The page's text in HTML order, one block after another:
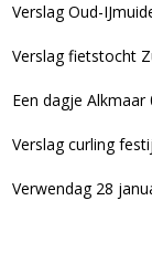
Verslag Oud-
Verslag fietstocht
Een dagje Alkmaar
Verslag curling
Verwendag 28